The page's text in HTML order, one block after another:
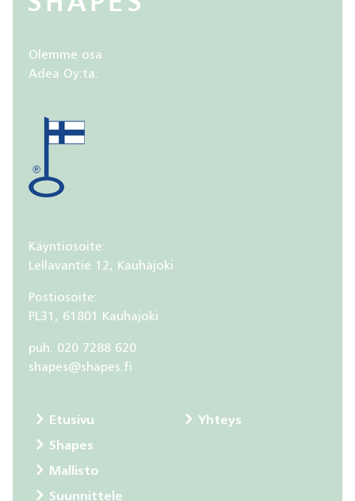
Olemme osa
Adea Oy:ta.
Käyntiosoite:
Lellavantie 12, Kauhajoki
Postiosoite:
PL31, 61801 Kauhajoki
puh. 020 7288 620
shapes@shapes.fi
Etusivu
Shapes
Mallisto
Suunnittele
Yhteys